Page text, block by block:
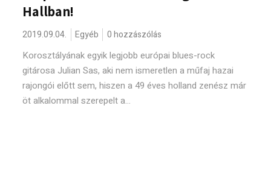
Hallban!
2019.09.04. Egyéb 0 hozzászólás
Korosztályának egyik legjobb európai blues-rock
gitárosa Julian Sas, aki nem ismeretlen a műfaj hazai
rajongói előtt sem, hiszen a 49 éves holland zenész már
öt alkalommal szerepelt a...